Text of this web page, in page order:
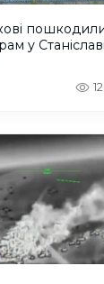
у Станіславі